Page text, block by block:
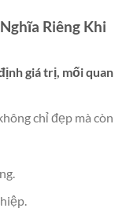
Riêng Khi
giá trị, mối quan
chỉ đẹp mà còn